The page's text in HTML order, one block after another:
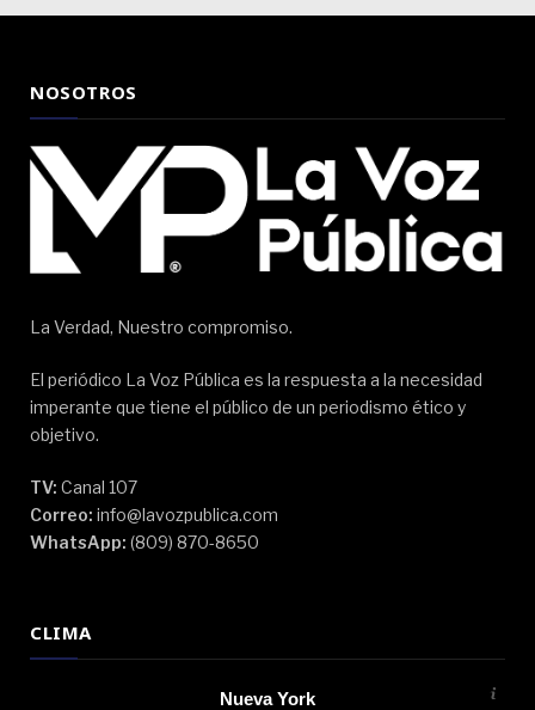
NOSOTROS
La Verdad, Nuestro compromiso.
El periódico La Voz Pública es la respuesta a la necesidad
imperante que tiene el público de un periodismo ético y
objetivo.
TV: Canal 107
Correo: info@lavozpublica.com
WhatsApp: (809) 870-8650
CLIMA
Nueva York